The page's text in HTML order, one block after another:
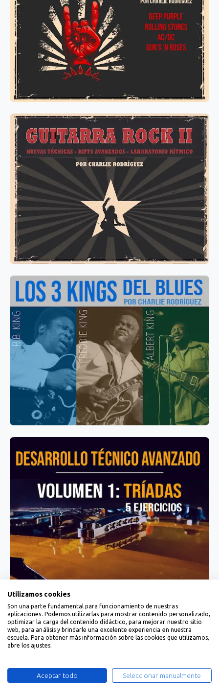
Utilizamos cookies
Son una parte fundamental para funcionamiento de nuestras
aplicaciones. Podemos utilizarlas para mostrar contenido personalizado,
optimizar la carga del contenido didáctico, para mejorar nuestro sitio
web, para análisis y brindarle una excelente experiencia en nuestra
escuela. Para obtener más información sobre las cookies que utilizamos,
abre los ajustes.
Aceptar todo Seleccionar manualmente